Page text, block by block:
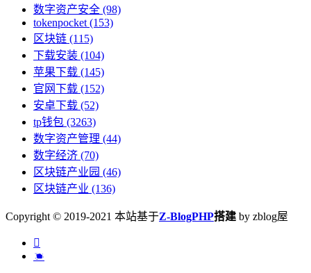
数字资产安全 (98)
tokenpocket (153)
区块链 (115)
下载安装 (104)
苹果下载 (145)
官网下载 (152)
安卓下载 (52)
tp钱包 (3263)
数字资产管理 (44)
数字经济 (70)
区块链产业园 (46)
区块链产业 (136)
Copyright © 2019-2021 本站基于Z-BlogPHP搭建 by zblog屋

